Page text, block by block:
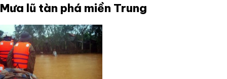
Mưa lũ tàn phá miền Trung